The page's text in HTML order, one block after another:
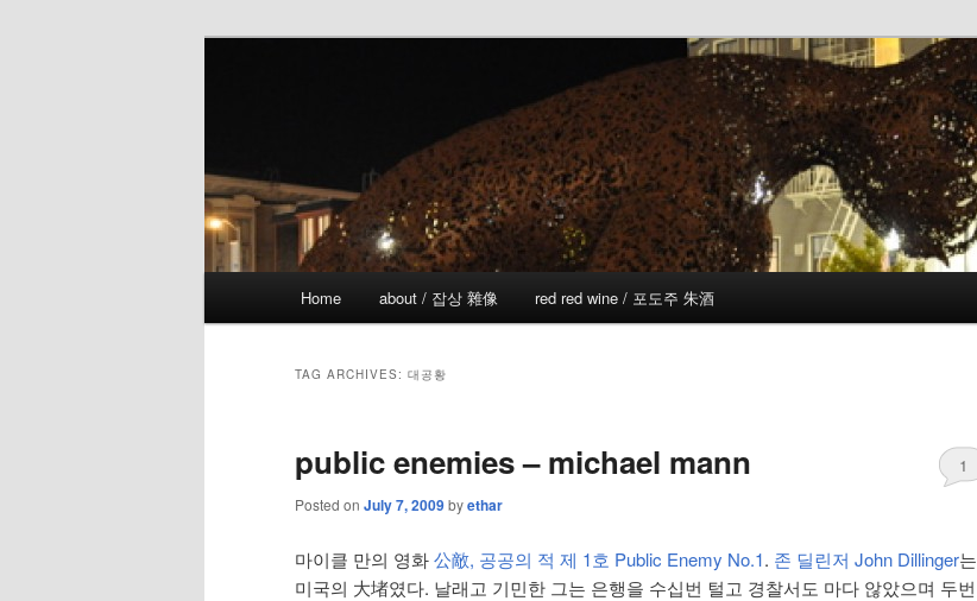
Home about / 잡상 雜像 red red wine / 포도주 朱酒
TAG ARCHIVES: 대공황
public enemies – michael mann
Posted on July 7, 2009byethar
1
마이클 만의 영화公敵, 공공의 적 제 1호 Public Enemy No.1. 존 딜린저 John Dillinger는
미국의 大堵였다. 날래고 기민한 그는 은행을 수십번 털고 경찰서도 마다 않았으며 두번